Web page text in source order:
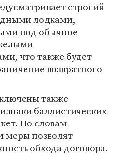
строгий
лодками,
под обычное
что также будет
возвратного
также
баллистических
По словам
меры позволят
обхода договора.